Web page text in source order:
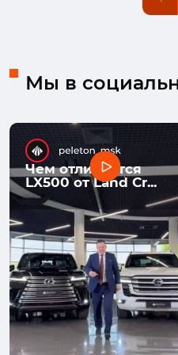
Мы в
Чем отличается
LX500 от Land Cr...